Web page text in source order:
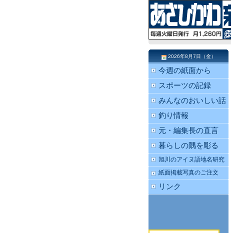
2026年8月7日（金）
今週の紙面から
スポーツの記録
みんなのおいしい話
釣り情報
元・編集長の直言
暮らしの隅を彫る
旭川のアイヌ語地名研究
紙面掲載写真のご注文
リンク